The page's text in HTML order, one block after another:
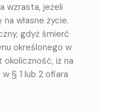
wzrasta, jeżeli
własne życie.
gdyż śmierć
określonego w
iż na
§ 1 lub 2 ofiara